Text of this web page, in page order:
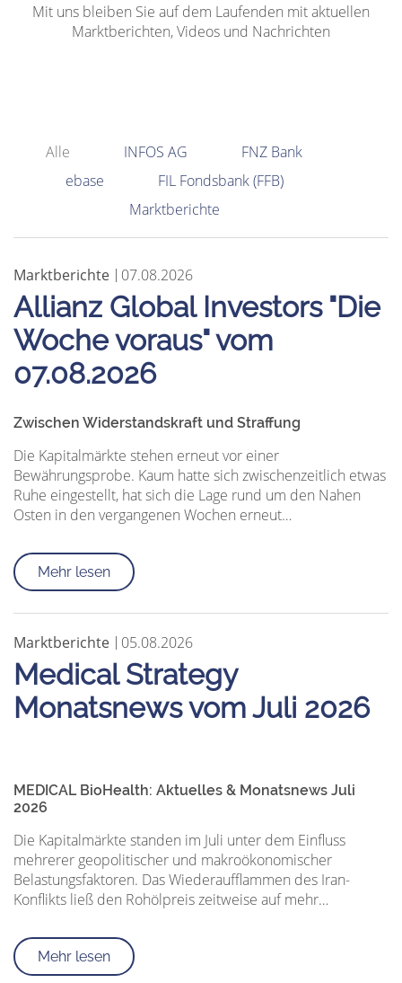
Mit uns bleiben Sie auf dem Laufenden mit aktuellen
Marktberichten, Videos und Nachrichten
Alle INFOS AG
FNZ Bank
ebase
FIL Fondsbank (FFB)
Marktberichte
Marktberichte 07.08.2026
Allianz Global Investors "Die
Woche voraus" vom
07.08.2026
Zwischen Widerstandskraft und Straffung
Die Kapitalmärkte stehen erneut vor einer
Bewährungsprobe. Kaum hatte sich zwischenzeitlich etwas
Ruhe eingestellt, hat sich die Lage rund um den Nahen
Osten in den vergangenen Wochen erneut…
Mehr lesen
Marktberichte 05.08.2026
Medical Strategy
Monatsnews vom Juli 2026
MEDICAL BioHealth: Aktuelles & Monatsnews Juli
2026
Die Kapitalmärkte standen im Juli unter dem Einfluss
mehrerer geopolitischer und makroökonomischer
Belastungsfaktoren. Das Wiederaufflammen des Iran-
Konflikts ließ den Rohölpreis zeitweise auf mehr…
Mehr lesen